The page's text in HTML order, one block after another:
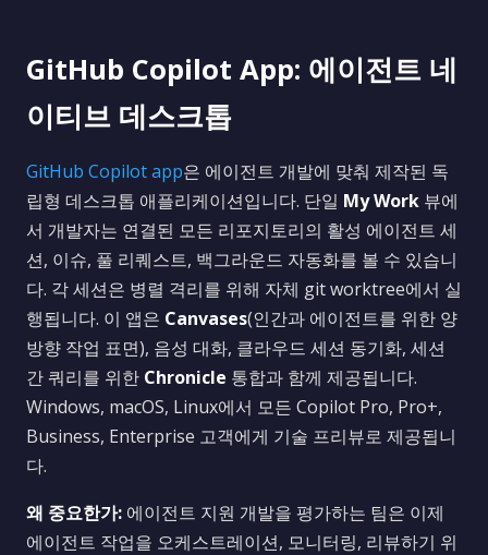
GitHub Copilot App: 에이전트 네
이티브 데스크톱
GitHub Copilot app은 에이전트 개발에 맞춰 제작된 독
립형 데스크톱 애플리케이션입니다. 단일 My Work 뷰에
서 개발자는 연결된 모든 리포지토리의 활성 에이전트 세
션, 이슈, 풀 리퀘스트, 백그라운드 자동화를 볼 수 있습니
다. 각 세션은 병렬 격리를 위해 자체 git worktree에서 실
행됩니다. 이 앱은 Canvases(인간과 에이전트를 위한 양
방향 작업 표면), 음성 대화, 클라우드 세션 동기화, 세션
간 쿼리를 위한 Chronicle 통합과 함께 제공됩니다.
Windows, macOS, Linux에서 모든 Copilot Pro, Pro+,
Business, Enterprise 고객에게 기술 프리뷰로 제공됩니
다.
왜 중요한가: 에이전트 지원 개발을 평가하는 팀은 이제
에이전트 작업을 오케스트레이션, 모니터링, 리뷰하기 위